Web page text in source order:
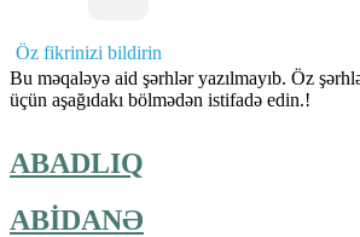
Öz fikrinizi bildirin
Bu məqaləyə aid şərhlər yazılmayıb. Öz
üçün aşağıdakı bölmədən istifadə edin.!
ABADLIQ
ABİDANƏ